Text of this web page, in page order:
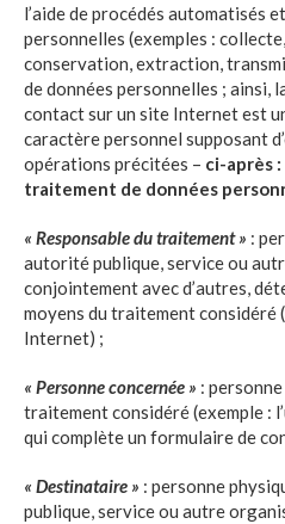
l’aide de procédés automatisés
personnelles (exemples :
conservation, extraction,
de données personnelles ; ainsi,
contact sur un site Internet est
caractère personnel supposant
opérations précitées – ci-après
traitement de données
« Responsable du traitement » :
autorité publique, service ou
conjointement avec d’autres,
moyens du traitement considéré
Internet) ;
« Personne concernée » :
traitement considéré (exemple :
qui complète un formulaire de
« Destinataire » : personne
publique, service ou autre